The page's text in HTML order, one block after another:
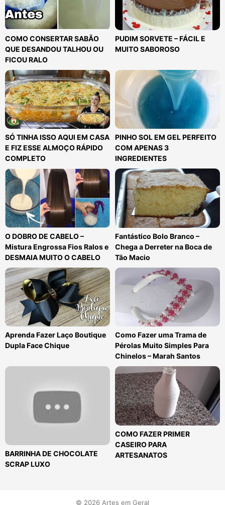
COMO CONSERTAR SABÃO
QUE DESANDOU TALHOU OU
FICOU RALO
PUDIM SORVETE – FÁCIL E
MUITO SABOROSO
SÓ TINHA ISSO AQUI EM CASA
E FIZ ESSE ALMOÇO RÁPIDO
COMPLETO
PINHO SOL EM GEL PERFEITO
COM APENAS 3
INGREDIENTES
O DOBRO DE CABELO –
Mistura Engrossa Fios Ralos e
DESMAIA MUITO O CABELO
Fantástico Bolo Branco –
Chega a Derreter na Boca de
Tão Macio
Aprenda Fazer Laço Boutique
Dupla Face Chique
Como Fazer uma Trama de
Pérolas Muito Simples Para
Chinelos – Marah Santos
BARRINHA DE CHOCOLATE
SCRAP LUXO
COMO FAZER PRIMER
CASEIRO PARA
ARTESANATOS
© 2026 Artes em Geral